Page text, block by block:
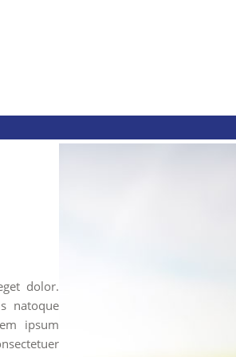
dolor.
natoque
ipsum